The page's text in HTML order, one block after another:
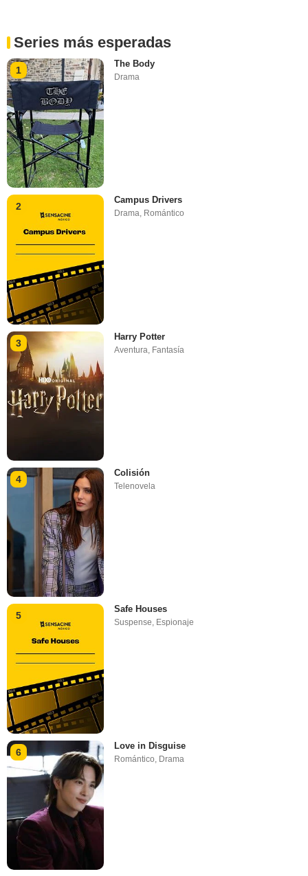
Series más esperadas
1
The Body
Drama
2
Campus Drivers
Drama, Romántico
3
Harry Potter
Aventura Fantasía
4
Colisión
Telenovela
5
Safe Houses
Suspense, Espionaje
6
Love in Disguise
Romántico Drama